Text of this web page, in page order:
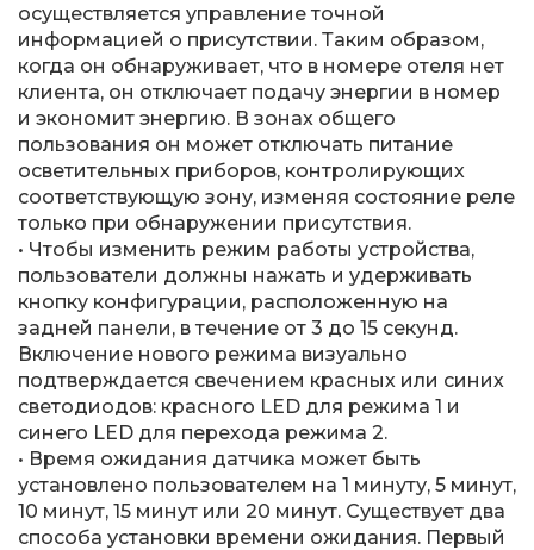
осуществляется управление точной
информацией о присутствии. Таким образом,
когда он обнаруживает, что в номере отеля нет
клиента, он отключает подачу энергии в номер
и экономит энергию. В зонах общего
пользования он может отключать питание
осветительных приборов, контролирующих
соответствующую зону, изменяя состояние реле
только при обнаружении присутствия.
• Чтобы изменить режим работы устройства,
пользователи должны нажать и удерживать
кнопку конфигурации, расположенную на
задней панели, в течение от 3 до 15 секунд.
Включение нового режима визуально
подтверждается свечением красных или синих
светодиодов: красного LED для режима 1 и
синего LED для перехода режима 2.
• Время ожидания датчика может быть
установлено пользователем на 1 минуту, 5 минут,
10 минут, 15 минут или 20 минут. Существует два
способа установки времени ожидания. Первый